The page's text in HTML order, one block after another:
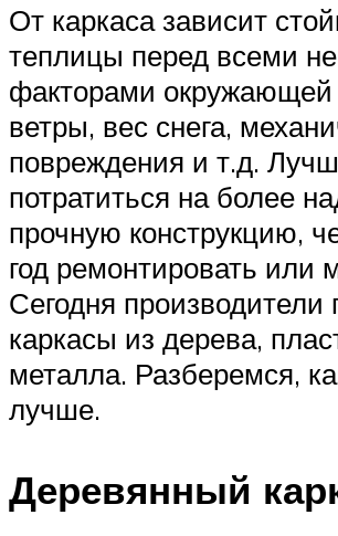
От каркаса зависит
теплицы перед всеми
факторами окружающей
ветры, вес снега,
повреждения и т.д.
потратиться на более
прочную конструкцию,
год ремонтировать или
Сегодня производители
каркасы из дерева,
металла. Разберемся,
лучше.
Деревянный